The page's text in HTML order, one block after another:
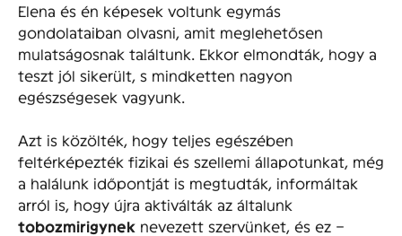
Elena és én képesek voltunk egymás
gondolataiban olvasni, amit meglehetősen
mulatságosnak találtunk. Ekkor elmondták, hogy a
teszt jól sikerült, s mindketten nagyon
egészségesek vagyunk.
Azt is közölték, hogy teljes egészében
feltérképezték fizikai és szellemi állapotunkat, még
a halálunk időpontját is megtudták, informáltak
arról is, hogy újra aktiválták az általunk
tobozmirigynek nevezett szervünket, és ez –